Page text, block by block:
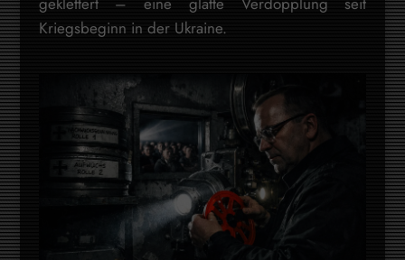
Kriegsbeginn in der Ukraine.